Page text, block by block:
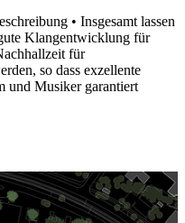
• Insgesamt lassen
Klangentwicklung für
für
so dass exzellente
und Musiker garantiert